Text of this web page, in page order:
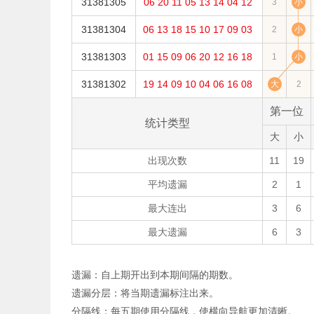
3 小
31381304 06 13 18 15 10 17 09 03 2 小
31381303 01 15 09 06 20 12 16 18 1 小
31381302 19 14 09 10 04 06 16 08 大 2
统计类型
第一位
大 小
出现次数 11 19
平均遗漏 2 1
最大连出 3 6
最大遗漏 6 3
遗漏：自上期开出到本期间隔的期数。
遗漏分层：将当期遗漏标注出来。
分隔线：每五期使用分隔线，使横向导航更加清晰。